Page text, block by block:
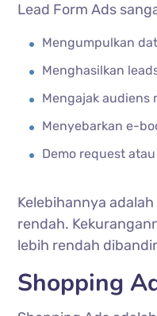
Lead Form Ads
Mengumpulkan
Menghasilkan
Mengajak audiens
Menyebarkan e-
Demo request
Kelebihannya
rendah.
lebih rendah
Shopping